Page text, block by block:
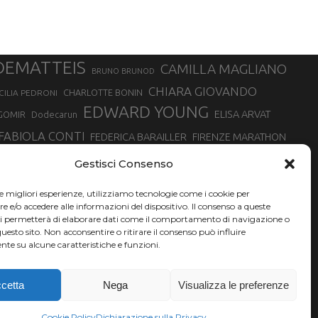
Gestisci Consenso
migliori esperienze, utilizziamo tecnologie come i cookie per
e/o accedere alle informazioni del dispositivo. Il consenso a queste
permetterà di elaborare dati come il comportamento di navigazione o
sito. Non acconsentire o ritirare il consenso può influire
su alcune caratteristiche e funzioni.
Nega Visualizza le preferenze
BRUNO BRUNOD CAMILLA MAGLIANO
PEDRONI CHARLOTTE BONIN CHIARA GIOVANDO
Dodecarun EDWARD YOUNG ELISA ARVAT
FABIOLA CONTI FEDERICA BARAILLER FIRENZE MARATHON
GIOVANNA EPIS GIULIANO CAVALLO
DI TORINO MARATONINA MARCELLA BELLETTI MARCO OLMO
MONVISO VERTICAL RACE NADIA BATTOCLETTI
BONALDI SILVIA RAMPAZZO
CHEVRIER YEMAN CRIPPA